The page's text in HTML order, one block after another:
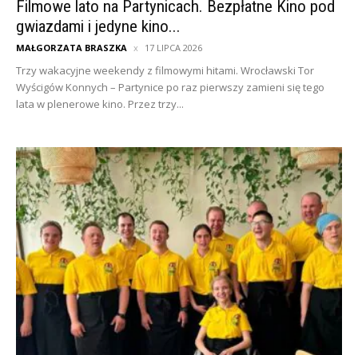
Filmowe lato na Partynicach. Bezpłatne Kino pod
gwiazdami i jedyne kino...
MAŁGORZATA BRASZKA 17 LIPCA 2026
Trzy wakacyjne weekendy z filmowymi hitami. Wrocławski Tor
Wyścigów Konnych – Partynice po raz pierwszy zamieni się tego
lata w plenerowe kino. Przez trzy...